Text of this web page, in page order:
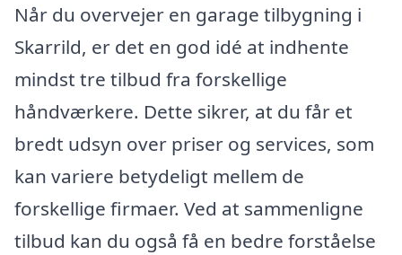
Når du overvejer en garage tilbygning i
Skarrild, er det en god idé at indhente
mindst tre tilbud fra forskellige
håndværkere. Dette sikrer, at du får et
bredt udsyn over priser og services, som
kan variere betydeligt mellem de
forskellige firmaer. Ved at sammenligne
tilbud kan du også få en bedre forståelse